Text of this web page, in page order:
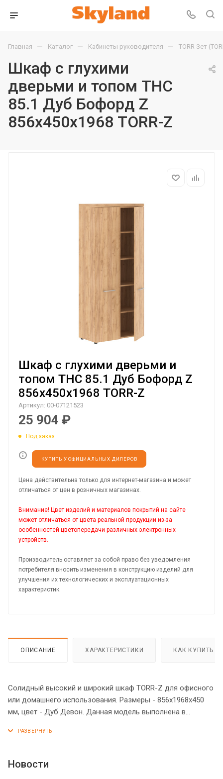
Главная — Каталог — Кабинеты руководителя — TORR Зет
Шкаф с глухими
дверьми и топом THC
85.1 Дуб Бофорд Z
856х450х1968 TORR-Z
Шкаф с глухими дверьми и
топом THC 85.1 Дуб Бофорд Z
856х450х1968 TORR-Z
Артикул: 00-07121523
25 904 ₽
Под заказ
КУПИТЬ У ОФИЦИАЛЬНЫХ ДИЛЕРОВ
Цена действительна только для интернет-магазина и может
отличаться от цен в розничных магазинах.
Внимание! Цвет изделий и материалов покрытий на сайте
может отличаться от цвета реальной продукции из-за
особенностей цветопередачи различных электронных
устройств.
Производитель оставляет за собой право без уведомления
потребителя вносить изменения в конструкцию изделий для
улучшения их технологических и эксплуатационных
характеристик.
ОПИСАНИЕ ХАРАКТЕРИСТИКИ КАК КУПИТЬ
Солидный высокий и широкий шкаф TORR-Z для офисного
или домашнего использования. Размеры - 856х1968х450
мм, цвет - Дуб Девон. Данная модель выполнена в
придаст кабинету более презентабельный вид. Шкаф
торцевые поверхности элементов шкафа надежно
Новости